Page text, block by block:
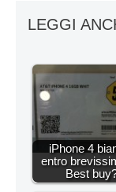
LEGGI
iPhone 4
entro
Best